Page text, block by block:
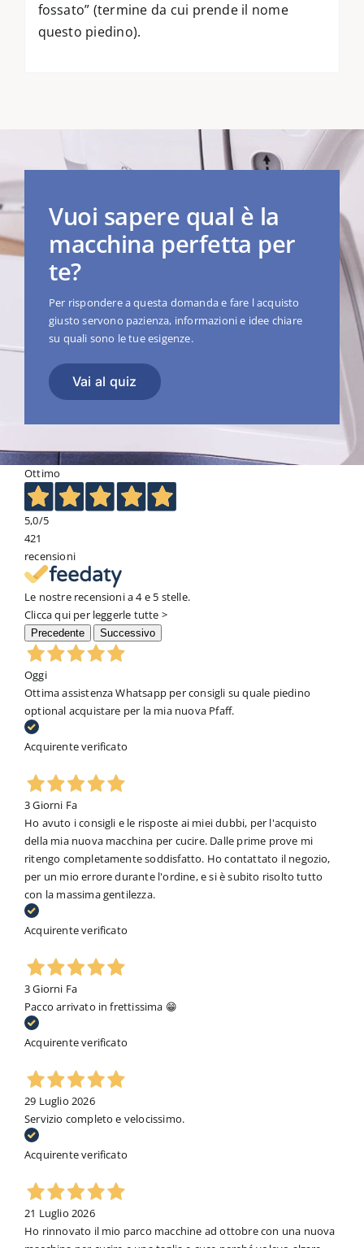
fossato” (termine da cui prende il nome
questo piedino).
Vuoi sapere qual è la
macchina perfetta per
te?
Per rispondere a questa domanda e fare l acquisto
giusto servono pazienza, informazioni e idee chiare
su quali sono le tue esigenze.
Vai al quiz
Ottimo
5,0/5
421
recensioni
Le nostre recensioni a 4 e 5 stelle.
Clicca qui per leggerle tutte >
Precedente Successivo
Oggi
Ottima assistenza Whatsapp per consigli su quale piedino
optional acquistare per la mia nuova Pfaff.
Acquirente verificato
3 Giorni Fa
Ho avuto i consigli e le risposte ai miei dubbi, per l'acquisto
della mia nuova macchina per cucire. Dalle prime prove mi
ritengo completamente soddisfatto. Ho contattato il negozio,
per un mio errore durante l'ordine, e si è subito risolto tutto
con la massima gentilezza.
Acquirente verificato
3 Giorni Fa
Pacco arrivato in frettissima 😁
Acquirente verificato
29 Luglio 2026
Servizio completo e velocissimo.
Acquirente verificato
21 Luglio 2026
Ho rinnovato il mio parco macchine ad ottobre con una nuova